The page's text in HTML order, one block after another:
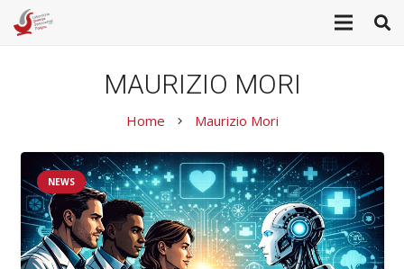
MAURIZIO MORI
Home keyboard_arrow_right Maurizio Mori
NEWS